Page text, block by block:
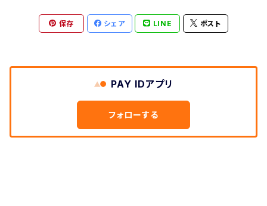
保存 シェア LINE ポスト
PAY IDアプリ
フォローする